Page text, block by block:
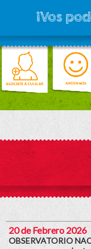
¡Vos
20 de Febrero 2026
OBSERVATORIO